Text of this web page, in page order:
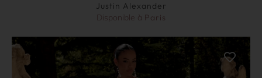
Justin Alexander
Disponible à Paris